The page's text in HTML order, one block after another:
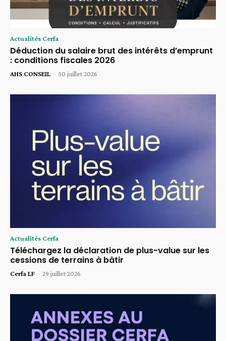
Actualités Cerfa
Déduction du salaire brut des intérêts d’emprunt
: conditions fiscales 2026
AHS CONSEIL - 30 juillet 2026
Actualités Cerfa
Téléchargez la déclaration de plus-value sur les
cessions de terrains à bâtir
Cerfa LF - 29 juillet 2026